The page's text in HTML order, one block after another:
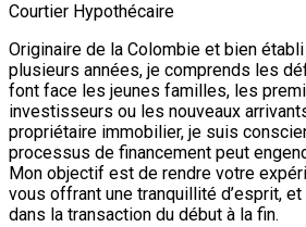
Courtier Hypothécaire
Originaire de la Colombie et bien
plusieurs années, je comprends les
font face les jeunes familles, les
investisseurs ou les nouveaux
propriétaire immobilier, je suis
processus de financement peut
Mon objectif est de rendre votre
vous offrant une tranquillité d’esprit,
dans la transaction du début à la fin.